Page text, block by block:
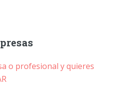
o profesional y quieres